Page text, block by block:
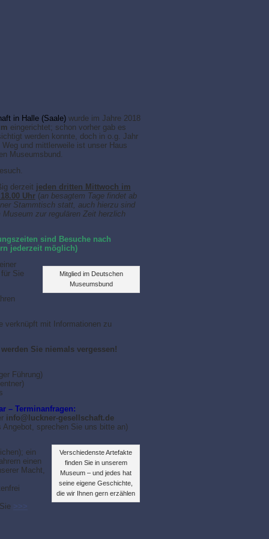
in Halle (Saale) wurde im Jahre 2018
eingerichtet; schon vorher gab es
werden konnte, doch in o.g. Jahr
und mittlerweile ist unser Haus
Museumsbund.
derzeit jeden dritten Mittwoch im
Uhr (an besagtem Tage findet ab
Stammtisch statt, auch hierzu sind
zur regulären Zeit herzlich
sind Besuche nach
jederzeit möglich)
Mitglied im Deutschen
Museumsbund
Sie
verknüpft mit Informationen zu
Sie niemals vergessen!
Führung)
– Terminanfragen:
info@luckner-gesellschaft.de
sprechen Sie uns bitte an)
Verschiedenste Artefakte
finden Sie in unserem
Museum – und jedes hat
seine eigene Geschichte,
die wir Ihnen gern erzählen
ein
einen
Macht,